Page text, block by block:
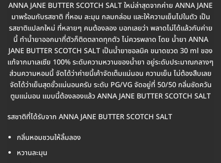
ANNA JANE BUTTER SCOTCH SALT ใหม่ล่าสุดจากค่าย ANNA JANE
มาพร้อมกับรสชาติ ที่หอม ละมุน กลมกล่อม และให้ความเย็นไปในตัว เป็น
รสชาติแปลกใหม่ ที่หลายๆ คนต้องลอง บอกเลยว่า พลาดไม่ได้แล้วกับค่าย
นี้ ทำน้ำยาออกมากี่ตัวก็ติดตลาดทุกตัว ไม่ควรพลาด โดย น้ำยา ANNA
JANE BUTTER SCOTCH SALT เป็นน้ำยาซอลนิค ขนาดขวด 30 ml ของ
แท้จากมาเลเซีย 100% ระดับความหวานของน้ำยา อยู่ระดับประมาณกลางๆ
ส่วนความหอมนี้ จัดได้ว่าค่ายนี้เค้าจัดเต็มแน่นอน ความเย็น ไม่ต้องสืบเลย
จัดได้ว่าเย็นสุดขั้วแน่นอนครับ ระดับ PG/VG จัดอยู่ที่ 50/50 กลิ่นชัดควัน
ตูมแน่นอน แบบนี้ต้องลองแล้ว ANNA JANE BUTTER SCOTCH SALT
รสชาติที่ได้รับจาก ANNA JANE BUTTER SCOTCH SALT
กลิ่นหอมชวนให้ลิ้มลอง
หวานละมุน